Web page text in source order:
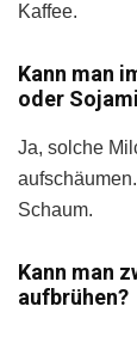
Kaffee.
Kann man
oder
Ja, solche
Schaum.
Kann man
aufbrühen?